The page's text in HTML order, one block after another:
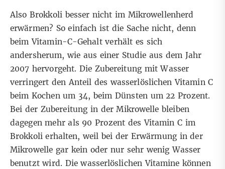
Also Brokkoli besser nicht im Mikrowellenherd
erwärmen? So einfach ist die Sache nicht, denn
beim Vitamin-C-Gehalt verhält es sich
andersherum, wie aus einer Studie aus dem Jahr
2007 hervorgeht. Die Zubereitung mit Wasser
verringert den Anteil des wasserlöslichen Vitamin C
beim Kochen um 34, beim Dünsten um 22 Prozent.
Bei der Zubereitung in der Mikrowelle bleiben
dagegen mehr als 90 Prozent des Vitamin C im
Brokkoli erhalten, weil bei der Erwärmung in der
Mikrowelle gar kein oder nur sehr wenig Wasser
benutzt wird. Die wasserlöslichen Vitamine können